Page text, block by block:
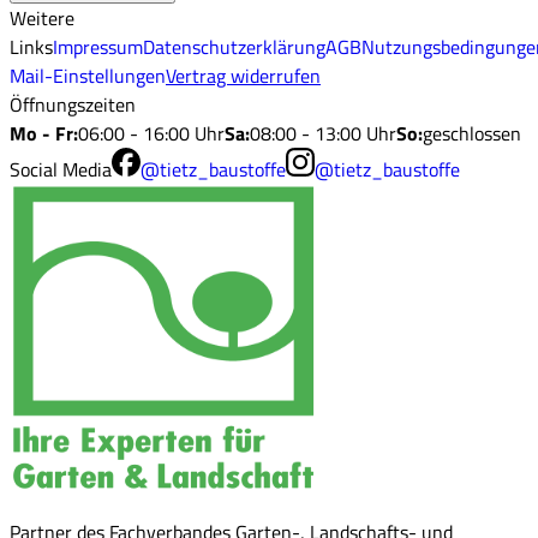
Weitere
LinksImpressumDatenschutzerklärungAGB
Mail-EinstellungenVertrag widerrufen
Öffnungszeiten
Mo - Fr:06:00 - 16:00 UhrSa:08:00 - 13:00 UhrSo:geschlossen
Social Media
@tietz_baustoffe @tietz_baustoffe
Partner des Fachverbandes Garten-, Landschafts- und